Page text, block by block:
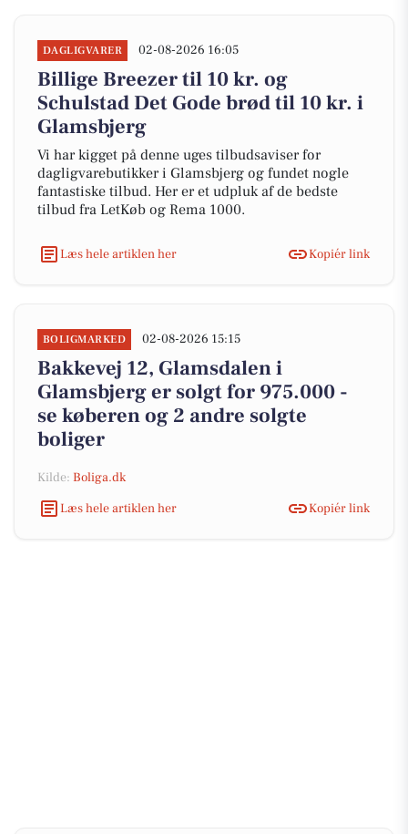
DAGLIGVARER 02-08-2026 16:05
Billige Breezer til 10 kr. og
Schulstad Det Gode brød til 10 kr. i
Glamsbjerg
Vi har kigget på denne uges tilbudsaviser for
dagligvarebutikker i Glamsbjerg og fundet nogle
fantastiske tilbud. Her er et udpluk af de bedste
tilbud fra LetKøb og Rema 1000.
Læs hele artiklen her Kopiér link
BOLIGMARKED 02-08-2026 15:15
Bakkevej 12, Glamsdalen i
Glamsbjerg er solgt for 975.000 -
se køberen og 2 andre solgte
boliger
Kilde: Boliga.dk
Læs hele artiklen her
Kopiér link